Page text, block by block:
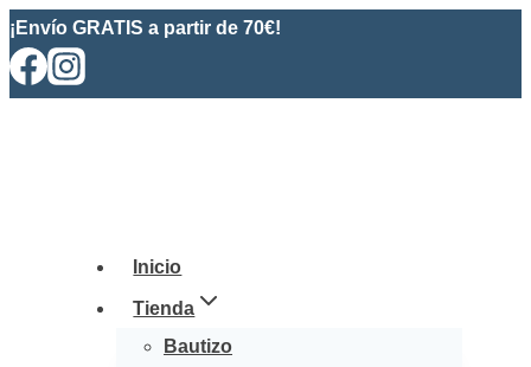
Saltar
al
contenido
¡Envío GRATIS a partir de 70€!
Inicio
Tienda
Bautizo